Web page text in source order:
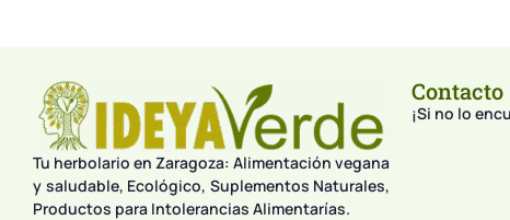
Tu herbolario en Zaragoza: Alimentación vegana
y saludable, Ecológico, Suplementos Naturales,
Productos para Intolerancias Alimentarías.
Contacto
¡Si no lo